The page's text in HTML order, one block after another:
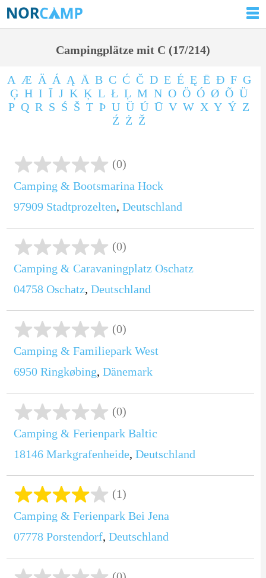
Campingplätze mit C (17/214)
A Æ Ä Á Ą Ā B C Ć Č D E É Ę Ē Ð F G
Ģ H I Ī J K Ķ L Ł Ļ M N O Ö Ó Ø Õ Ü
P Q R S Ś Š T Þ U Ü Ú Ū V W X Y Ý Z
Ź Ż Ž
(0)
Camping & Bootsmarina Hock
97909 Stadtprozelten, Deutschland
(0)
Camping & Caravaningplatz Oschatz
04758 Oschatz, Deutschland
(0)
Camping & Familiepark West
6950 Ringkøbing, Dänemark
(0)
Camping & Ferienpark Baltic
18146 Markgrafenheide, Deutschland
(1)
Camping & Ferienpark Bei Jena
07778 Porstendorf, Deutschland